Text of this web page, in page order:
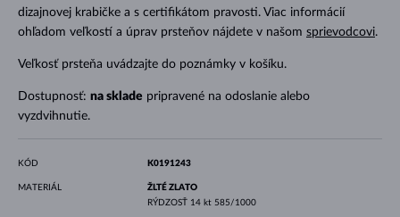
dizajnovej krabičke a s certifikátom pravosti. Viac informácií
ohľadom veľkostí a úprav prsteňov nájdete v našom sprievodcovi.
Veľkosť prsteňa uvádzajte do poznámky v košíku.
Dostupnosť: na sklade pripravené na odoslanie alebo
vyzdvihnutie.
KÓD K0191243
MATERIÁL
ŽLTÉ ZLATO
RÝDZOSŤ 14 kt 585/1000